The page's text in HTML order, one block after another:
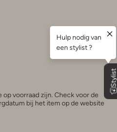
voorraad zijn. Check voor de
bij het item op de website